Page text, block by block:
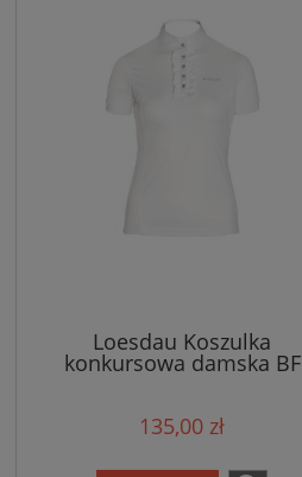
275,00 zł
Loesdau Koszulka
konkursowa damska BF
135,00 zł